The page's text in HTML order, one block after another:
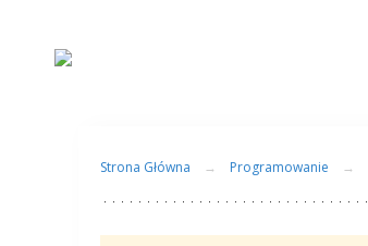
Strona Główna Programowanie